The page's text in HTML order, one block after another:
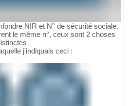
NIR et N° de sécurité sociale.
le même n°, ceux sont 2 choses
j'indiquais ceci :